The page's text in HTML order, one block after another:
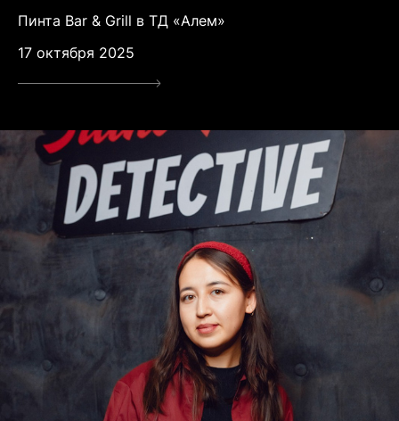
Пинта Bar & Grill в ТД «Алем»
17 октября 2025